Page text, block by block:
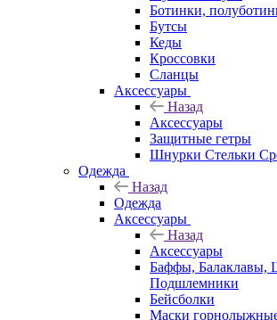
Ботинки,
Бутсы
Кеды
Кроссовки
Сланцы
Аксессуары
Назад
Аксессуары
Защитные гетры
Шнурки Стельки
Одежда
Назад
Одежда
Аксессуары
Назад
Аксессуары
Баффы, Балаклавы,
Подшлемники
Бейсболки
Маски